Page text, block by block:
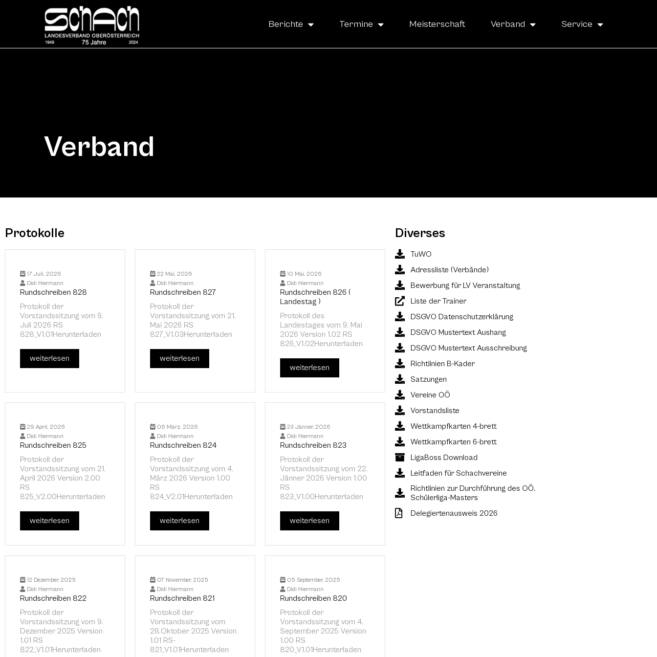
Berichte Termine Meisterschaft Verband Service
Verband
Protokolle
17 Juli, 2026
Didi Hiermann
Rundschreiben 828
Protokoll der
Vorstandssitzung vom 9.
Juli 2026 RS
828_V1.01Herunterladen
weiterlesen
22 Mai, 2026
Didi Hiermann
Rundschreiben 827
Protokoll der
Vorstandssitzung vom 21.
Mai 2026 RS
827_V1.03Herunterladen
weiterlesen
10 Mai, 2026
Didi Hiermann
Rundschreiben 826 (
Landestag )
Protokoll des
Landestages vom 9. Mai
2026 Version 1.02 RS
826_V1.02Herunterladen
weiterlesen
29 April, 2026
Didi Hiermann
Rundschreiben 825
Protokoll der
Vorstandssitzung vom 21.
April 2026 Version 2.00
RS
825_V2.00Herunterladen
weiterlesen
06 März, 2026
Didi Hiermann
Rundschreiben 824
Protokoll der
Vorstandssitzung vom 4.
März 2026 Version 1.00
RS
824_V2.01Herunterladen
weiterlesen
23 Jänner, 2026
Didi Hiermann
Rundschreiben 823
Protokoll der
Vorstandssitzung vom 22.
Jänner 2026 Version 1.00
RS
823_V1.00Herunterladen
weiterlesen
12 Dezember, 2025
Didi Hiermann
Rundschreiben 822
Protokoll der
Vorstandssitzung vom 9.
Dezember 2025 Version
1.01 RS
822_V1.01Herunterladen
07 November, 2025
Didi Hiermann
Rundschreiben 821
Protokoll der
Vorstandssitzung vom
28.Oktober 2025 Version
1.01 RS-
821_V1.01Herunterladen
05 September, 2025
Didi Hiermann
Rundschreiben 820
Protokoll der
Vorstandssitzung vom 4.
September 2025 Version
1.00 RS
820_V1.01Herunterladen
Diverses
TuWO
Adressliste (Verbände)
Bewerbung für LV Veranstaltung
Liste der Trainer
DSGVO Datenschutzerklärung
DSGVO Mustertext Aushang
DSGVO Mustertext Ausschreibung
Richtlinien B-Kader
Satzungen
Vereine OÖ
Vorstandsliste
Wettkampfkarten 4-brett
Wettkampfkarten 6-brett
LigaBoss Download
Leitfaden für Schachvereine
Richtlinien zur Durchführung des OÖ.
Schülerliga-Masters
Delegiertenausweis 2026